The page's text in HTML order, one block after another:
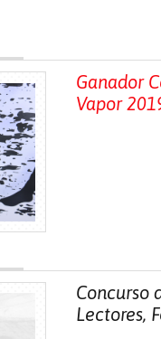
Ganador
Vapor
Concurso
Lectores,